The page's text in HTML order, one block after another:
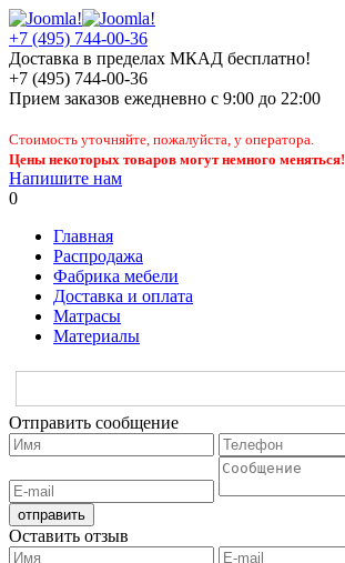
+7 (495) 744-00-36
Доставка в пределах МКАД бесплатно!
+7 (495) 744-00-36
Прием заказов ежедневно с 9:00 до 22:00
Стоимость уточняйте, пожалуйста, у оператора.
Цены некоторых товаров могут немного меняться!
Напишите нам
0
Главная
Распродажа
Фабрика мебели
Доставка и оплата
Матрасы
Материалы
Отправить сообщение
Оставить отзыв